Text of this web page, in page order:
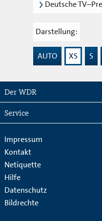
Deutsche
Darstellung:
AUTO XS S
Der WDR
Service
Impressum
Kontakt
Netiquette
Hilfe
Datenschutz
Bildrechte